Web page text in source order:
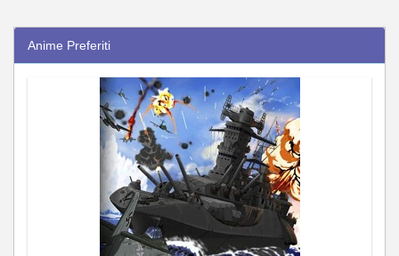
Anime Preferiti